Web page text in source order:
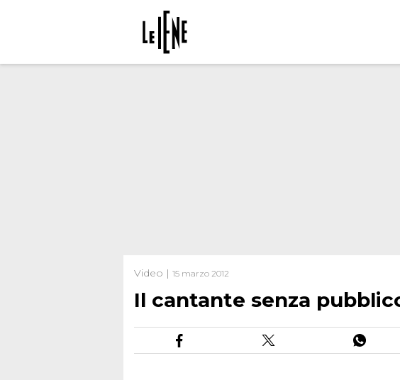
Video | 15 marzo 2012
Il cantante senza